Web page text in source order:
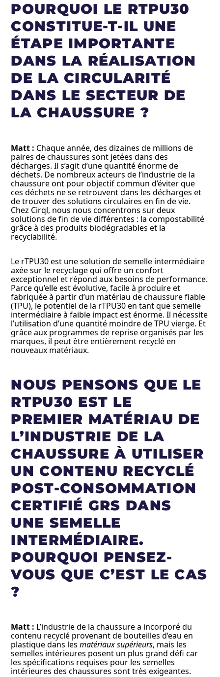
POURQUOI LE RTPU30
CONSTITUE-T-IL UNE
ÉTAPE IMPORTANTE
DANS LA RÉALISATION
DE LA CIRCULARITÉ
DANS LE SECTEUR DE
LA CHAUSSURE ?
Matt : Chaque année, des dizaines de millions de
paires de chaussures sont jetées dans des
décharges. Il s’agit d’une quantité énorme de
déchets. De nombreux acteurs de l’industrie de la
chaussure ont pour objectif commun d’éviter que
ces déchets ne se retrouvent dans les décharges et
de trouver des solutions circulaires en fin de vie.
Chez Cirql, nous nous concentrons sur deux
solutions de fin de vie différentes : la compostabilité
grâce à des produits biodégradables et la
recyclabilité.
Le rTPU30 est une solution de semelle intermédiaire
axée sur le recyclage qui offre un confort
exceptionnel et répond aux besoins de performance.
Parce qu’elle est évolutive, facile à produire et
fabriquée à partir d’un matériau de chaussure fiable
(TPU), le potentiel de la rTPU30 en tant que semelle
intermédiaire à faible impact est énorme. Il nécessite
l’utilisation d’une quantité moindre de TPU vierge. Et
grâce aux programmes de reprise organisés par les
marques, il peut être entièrement recyclé en
nouveaux matériaux.
NOUS PENSONS QUE LE
RTPU30 EST LE
PREMIER MATÉRIAU DE
L’INDUSTRIE DE LA
CHAUSSURE À UTILISER
UN CONTENU RECYCLÉ
POST-CONSOMMATION
CERTIFIÉ GRS DANS
UNE SEMELLE
INTERMÉDIAIRE.
POURQUOI PENSEZ-
VOUS QUE C’EST LE CAS
?
Matt : L’industrie de la chaussure a incorporé du
contenu recyclé provenant de bouteilles d’eau en
plastique dans lesmatériaux supérieurs, mais les
semelles intérieures posent un plus grand défi car
les spécifications requises pour les semelles
intérieures des chaussures sont très exigeantes.